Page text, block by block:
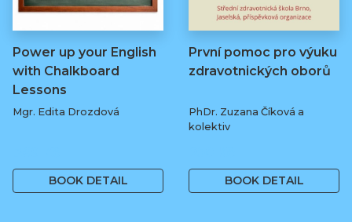
Power up your English
with Chalkboard
Lessons
Mgr. Edita Drozdová
BOOK DETAIL
První pomoc pro výuku
zdravotnických oborů
PhDr. Zuzana Číková a
kolektiv
BOOK DETAIL